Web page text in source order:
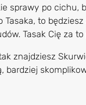
sprawy po cichu,
Tasaka, to
Tasak Cię za
znajdziesz
bardziej